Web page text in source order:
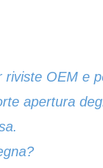
OEM e
apertura